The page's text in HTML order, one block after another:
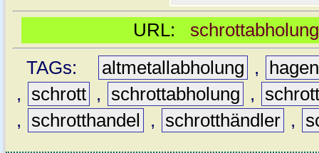
URL:
TAGs:
altmetallabholung ,
hagen
,
schrott , schrottabholung ,
,
schrotthandel , schrotthändler ,